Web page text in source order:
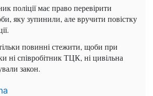
поліції має право перевірити
яку зупинили, але вручити повістку
повинні стежити, щоби при
ні співробітник ТЦК, ні цивільна
закон.